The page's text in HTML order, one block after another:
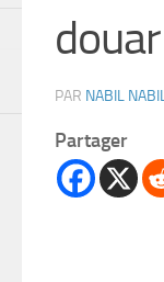
PAR NABIL
Partager